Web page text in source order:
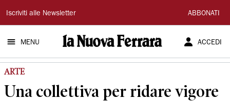
La
Nuova
Ferrara
Iscriviti alle Newsletter ABBONATI
MENU ACCEDI
ARTE
Una collettiva per ridare vigore